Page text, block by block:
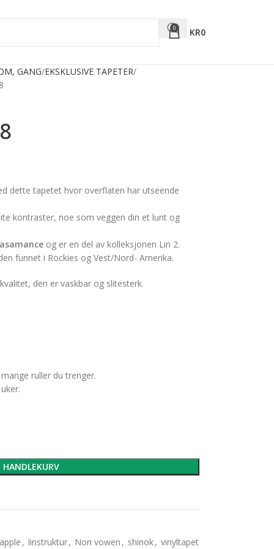
0 KR0
GANG EKSKLUSIVE TAPETER
dette tapetet hvor overflaten har utseende
kontraster, noe som veggen din et lunt og
og er en del av kolleksjonen Lin 2.
funnet i Rockies og Vest/Nord- Amerika.
den er vaskbar og slitesterk.
ruller du trenger.
HANDLEKURV
, linstruktur, Non vowen , shinok, vinyltapet